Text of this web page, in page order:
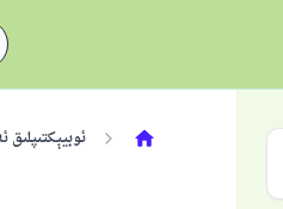
ئوبيېكتىپلىق